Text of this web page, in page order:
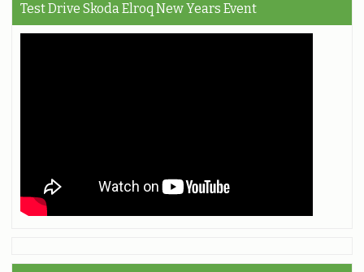
Test Drive Skoda Elroq New Years Event